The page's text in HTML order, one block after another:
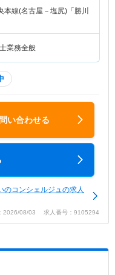
本線(名古屋－塩尻)「勝川
業務全般
い合わせる
のコンシェルジュの求人
2026/08/03 求人番号：9105294